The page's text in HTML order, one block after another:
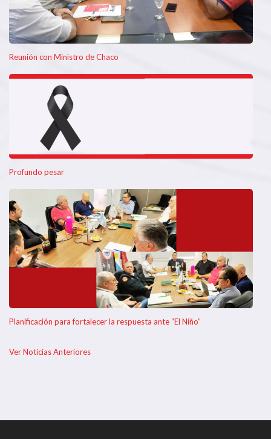
Reunión con Ministro de Chaco
Profundo pesar
Planificación para fortalecer la respuesta ante “El Niño”
Ver Noticias Anteriores